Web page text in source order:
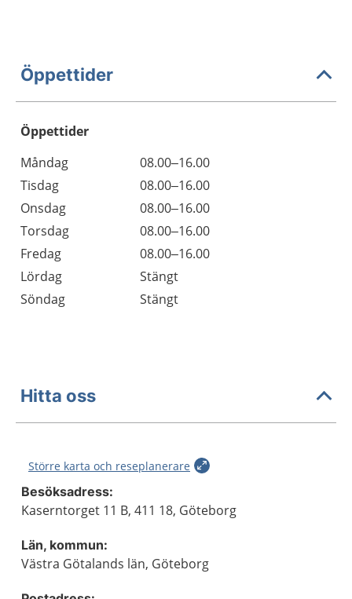
Öppettider
Öppettider
Dag
Öppettider
Kommentarer
Måndag
08.00–16.00
Tisdag
08.00–16.00
Onsdag
08.00–16.00
Torsdag
08.00–16.00
Fredag
08.00–16.00
Lördag
Stängt
Söndag
Stängt
Hitta oss
Större karta och reseplanerare
Besöksadress:
Kaserntorget 11 B, 411 18, Göteborg
Län, kommun:
Västra Götalands län, Göteborg